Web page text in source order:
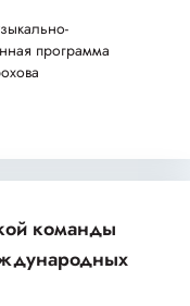
программа
команды